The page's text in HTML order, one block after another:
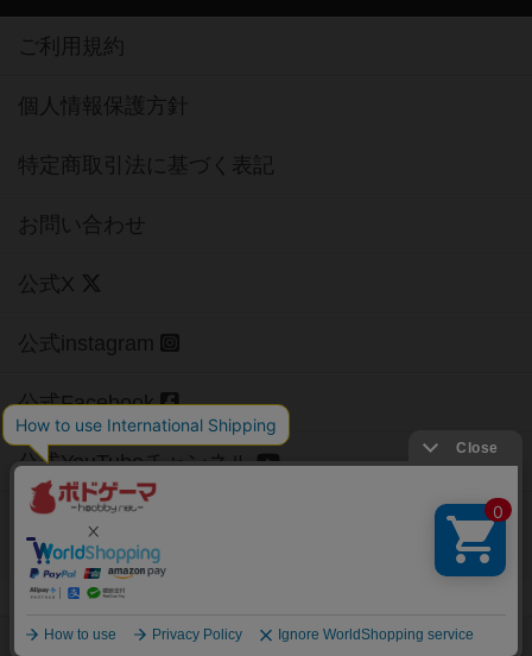
ご利用規約
個人情報保護方針
特定商取引法に基づく表記
お問い合わせ
公式X
公式instagram
公式Facebook
公式YouTubeチャンネル